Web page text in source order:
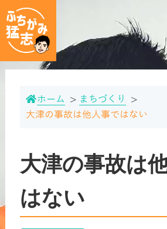
ホーム
まちづくり
大津の事故は他人事ではない
大津の事故は
はない